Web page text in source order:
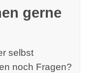
gerne
selbst
noch Fragen?